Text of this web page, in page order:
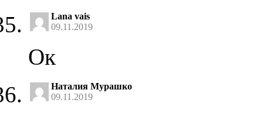
Lana vais
09.11.2019
Ок
Наталия Мурашко
09.11.2019